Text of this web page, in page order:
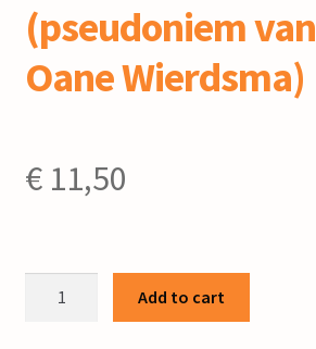
(pseudoniem van
Oane Wierdsma)
€11,50
Add to cart